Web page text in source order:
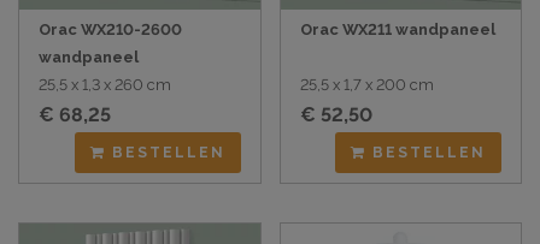
Orac WX210-2600
wandpaneel
25,5 x 1,3 x 260 cm
€ 68,25
BESTELLEN
Orac WX211 wandpaneel
25,5 x 1,7 x 200 cm
€ 52,50
BESTELLEN